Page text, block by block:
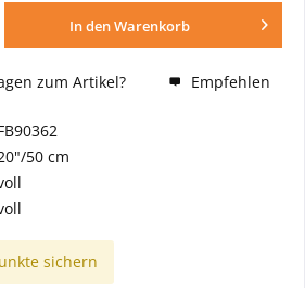
In denWarenkorb
zum Artikel? Empfehlen
50 cm
sichern